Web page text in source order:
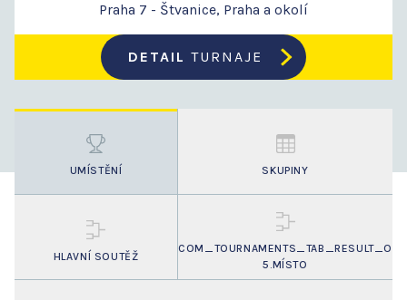
Praha 7 - Štvanice, Praha a okolí
DETAIL TURNAJE
UMÍSTĚNÍ SKUPINY
HLAVNÍ SOUTĚŽ
COM_TOURNAMENTS_TAB_RESULT_O
5.MÍSTO